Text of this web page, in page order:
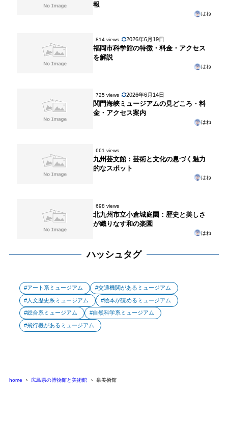
報
はね
814 views 2026年6月19日
福岡市科学館の特徴・料金・アクセス
を解説
はね
725 views 2026年6月14日
関門海峡ミュージアムの見どころ・料
金・アクセス案内
はね
661 views
九州芸文館：芸術と文化の息づく魅力
的なスポット
はね
698 views
北九州市立小倉城庭園：歴史と美しさ
が織りなす和の楽園
はね
ハッシュタグ
アート系ミュージアム 交通機関があるミュージアム
人文歴史系ミュージアム 絵本が読めるミュージアム
総合系ミュージアム 自然科学系ミュージアム
飛行機があるミュージアム
home 広島県の博物館と美術館 泉美術館